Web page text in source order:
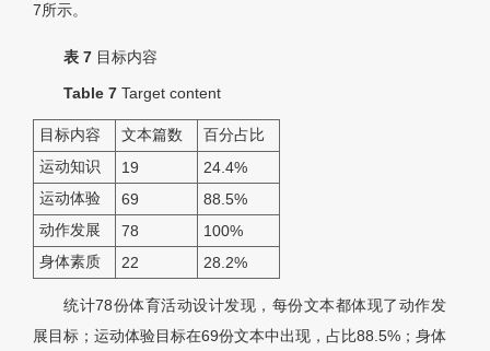
7所示。
表 7 目标内容
Table 7 Target content
目标内容 文本篇数
百分占比
运动知识
19
24.4%
运动体验
69
88.5%
动作发展
78
100%
身体素质
22 28.2%
统计78份体育活动设计发现，每份文本都体现了动作发
展目标；运动体验目标在69份文本中出现，占比88.5%；身体